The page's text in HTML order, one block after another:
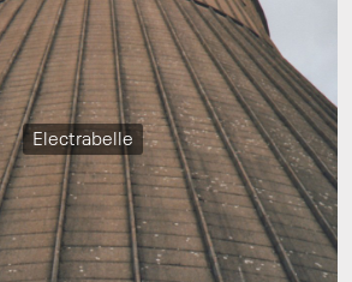
Electrabelle